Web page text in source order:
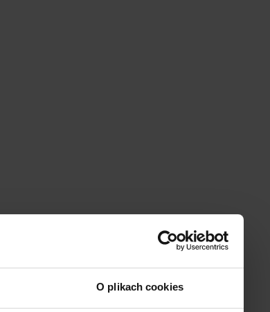
O plikach cookies